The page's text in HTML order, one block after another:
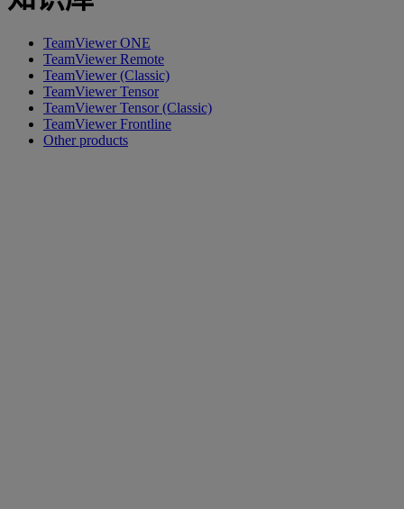
TeamViewer ONE
TeamViewer Remote
TeamViewer (Classic)
TeamViewer Tensor
TeamViewer Tensor (Classic)
TeamViewer Frontline
Other products